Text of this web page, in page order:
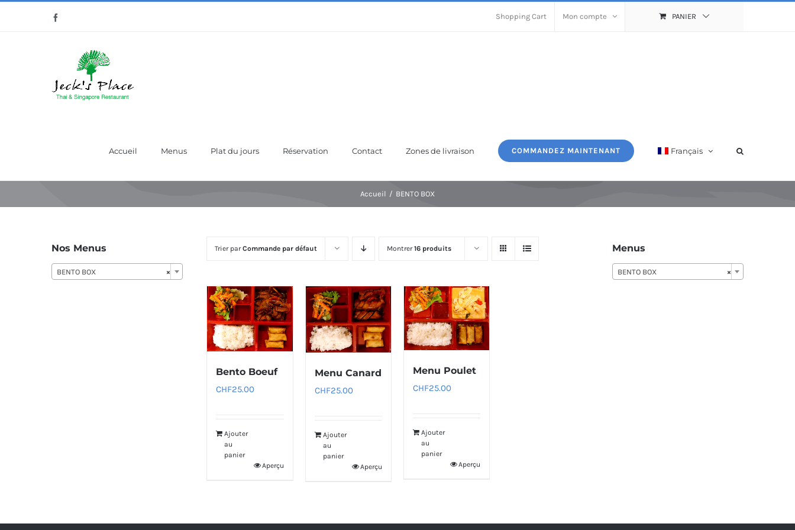
Shopping Cart Mon compte PANIER
Accueil Menus Plat du jours Réservation Contact Zones de livraison COMMANDEZ MAINTENANT Français
Accueil BENTO BOX
Trier parCommande par défaut Montrer16 produits
Bento Boeuf
CHF25.00
Ajouter
au
panier
Aperçu
Menu Canard
CHF25.00
Ajouter
au
panier
Aperçu
Menu Poulet
CHF25.00
Ajouter
au
panier
Aperçu
Nos Menus
×
BENTO BOX
Menus
×
BENTO BOX